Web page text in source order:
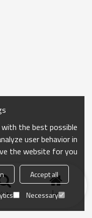
منزل
the best possible
user behavior in
the website for you.
Accept all
Necessary